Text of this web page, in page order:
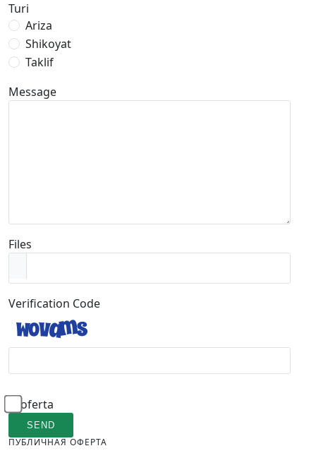
Turi
Ariza
Shikoyat
Taklif
Message
Files
Verification Code
oferta
SEND
ПУБЛИЧНАЯ ОФЕРТА